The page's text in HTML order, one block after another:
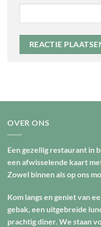
OVER ONS
Een gezellig restaurant in
een afwisselende kaart
Zowel binnen als op ons
Kom langs en geniet van
gebak, een uitgebreide
prachtig diner. We staan